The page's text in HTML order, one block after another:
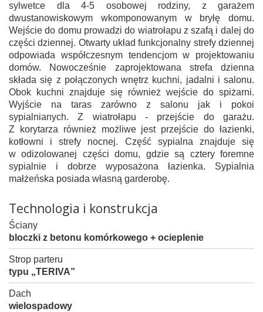
sylwetce dla 4-5 osobowej rodziny, z garażem
dwustanowiskowym wkomponowanym w bryłę domu.
Wejście do domu prowadzi do wiatrołapu z szafą i dalej do
części dziennej. Otwarty układ funkcjonalny strefy dziennej
odpowiada współczesnym tendencjom w projektowaniu
domów. Nowocześnie zaprojektowana strefa dzienna
składa się z połączonych wnętrz kuchni, jadalni i salonu.
Obok kuchni znajduje się również wejście do spiżarni.
Wyjście na taras zarówno z salonu jak i pokoi
sypialnianych. Z wiatrołapu - przejście do garażu.
Z korytarza również możliwe jest przejście do łazienki,
kotłowni i strefy nocnej. Część sypialna znajduje się
w odizolowanej części domu, gdzie są cztery foremne
sypialnie i dobrze wyposażona łazienka. Sypialnia
małżeńska posiada własną garderobę.
Technologia i konstrukcja
Ściany
bloczki z betonu komórkowego + ocieplenie
Strop parteru
typu „TERIVA”
Dach
wielospadowy